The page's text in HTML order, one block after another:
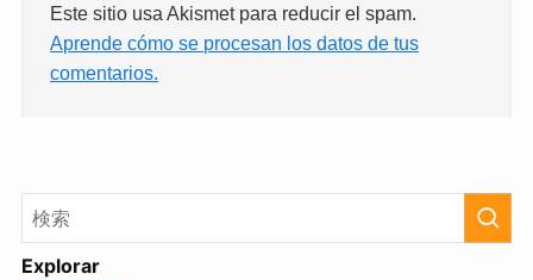
Este sitio usa Akismet para reducir el spam.
Aprende cómo se procesan los datos de tus
comentarios.
Explorar